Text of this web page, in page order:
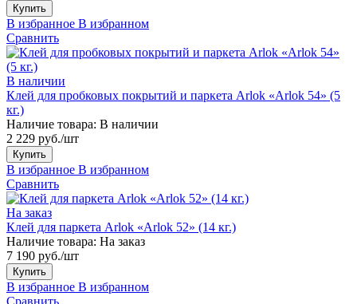
Купить
В избранное В избранном
Сравнить
В наличии
Клей для пробковых покрытий и паркета Arlok «Arlok 54» (5
кг.)
Наличие товара: В наличии
2 229 руб./шт
Купить
В избранное В избранном
Сравнить
На заказ
Клей для паркета Arlok «Arlok 52» (14 кг.)
Наличие товара: На заказ
7 190 руб./шт
Купить
В избранное В избранном
Сравнить